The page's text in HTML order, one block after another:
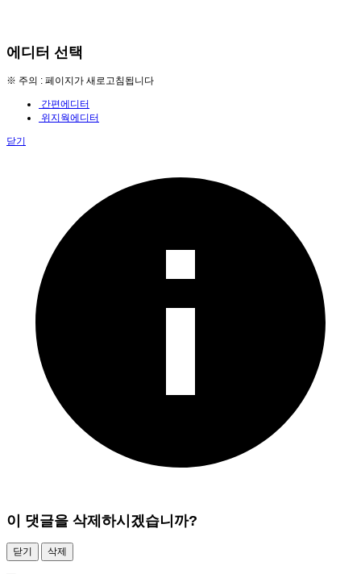
에디터 선택
※ 주의 : 페이지가 새로고침됩니다
간편에디터
위지웍에디터
닫기
이 댓글을 삭제하시겠습니까?
닫기 삭제